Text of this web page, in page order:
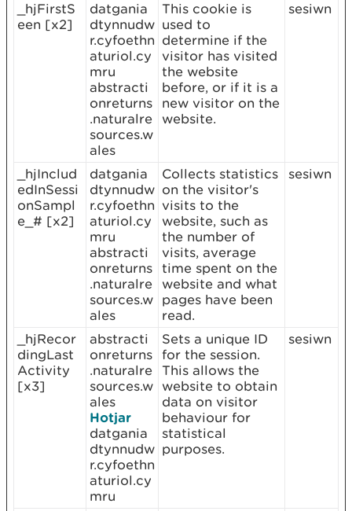
_hjFirstS
een [x2]
datgania
dtynnudw
r.cyfoethn
aturiol.cy
mru
abstracti
onreturns
.naturalre
sources.w
ales
This cookie is
used to
determine if the
visitor has visited
the website
before, or if it is a
new visitor on the
website.
sesiwn
_hjInclud
edInSessi
onSampl
e_# [x2]
datgania
dtynnudw
r.cyfoethn
aturiol.cy
mru
abstracti
onreturns
.naturalre
sources.w
ales
Collects statistics
on the visitor's
visits to the
website, such as
the number of
visits, average
time spent on the
website and what
pages have been
read.
sesiwn
_hjRecor
dingLast
Activity
[x3]
abstracti
onreturns
.naturalre
sources.w
ales
Hotjar
datgania
dtynnudw
r.cyfoethn
aturiol.cy
mru
Sets a unique ID
for the session.
This allows the
website to obtain
data on visitor
behaviour for
statistical
purposes.
sesiwn